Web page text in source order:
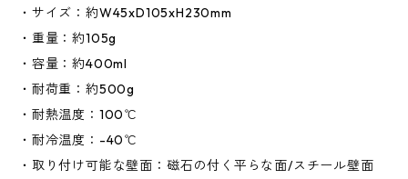
・サイズ：約W45xD105xH230mm
・重量：約105g
・容量：約400ml
・耐荷重：約500g
・耐熱温度：100℃
・耐冷温度：-40℃
・取り付け可能な壁面：磁石の付く平らな面/スチール壁面